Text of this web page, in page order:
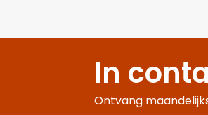
In
Ontvang